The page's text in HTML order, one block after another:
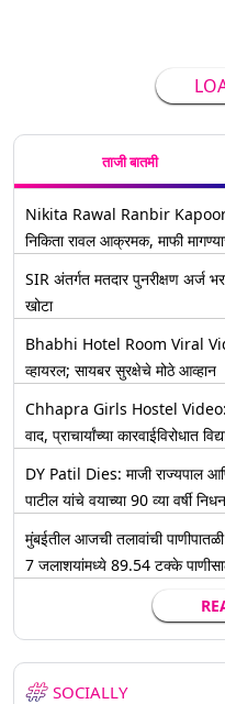
ताजी बातमी
Nikita Rawal Ranbir Kapoor:
निकिता रावल आक्रमक, माफी
SIR अंतर्गत मतदार पुनरीक्षण अर्ज
खोटा
Bhabhi Hotel Room Viral
व्हायरल; सायबर सुरक्षेचे मोठे आव्हान
Chhapra Girls Hostel Video:
वाद, प्राचार्यांच्या कारवाईविरोधात
DY Patil Dies: माजी राज्यपाल
पाटील यांचे वयाच्या 90 व्या वर्षी निधन
मुंबईतील आजची तलावांची
7 जलाशयांमध्ये 89.54 टक्के
SOCIALLY